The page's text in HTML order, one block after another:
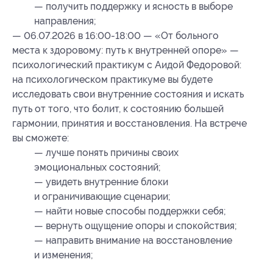
— получить поддержку и ясность в выборе
направления;
— 06.07.2026 в 16:00-18:00 — «От больного
места к здоровому: путь к внутренней опоре» —
психологический практикум с Аидой Федоровой:
на психологическом практикуме вы будете
исследовать свои внутренние состояния и искать
путь от того, что болит, к состоянию большей
гармонии, принятия и восстановления. На встрече
вы сможете:
— лучше понять причины своих
эмоциональных состояний;
— увидеть внутренние блоки
и ограничивающие сценарии;
— найти новые способы поддержки себя;
— вернуть ощущение опоры и спокойствия;
— направить внимание на восстановление
и изменения;